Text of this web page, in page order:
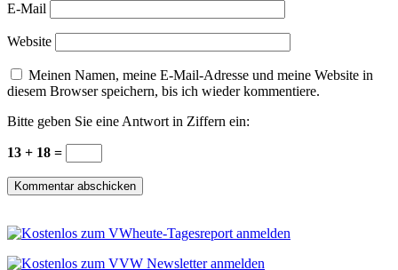
E-Mail
Website
Meinen Namen, meine E-Mail-Adresse und meine Website in
diesem Browser speichern, bis ich wieder kommentiere.
Bitte geben Sie eine Antwort in Ziffern ein:
13 + 18 =